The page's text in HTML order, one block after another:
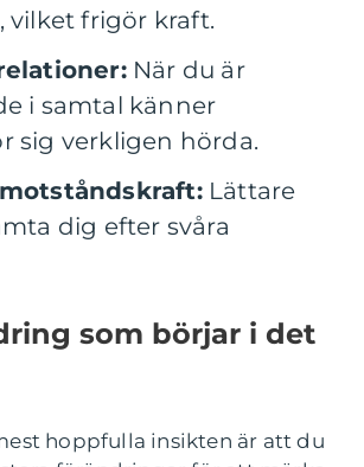
vilket frigör kraft.
När du är
i samtal känner
sig verkligen hörda.
Lättare
dig efter svåra
som börjar i det
hoppfulla insikten är att du